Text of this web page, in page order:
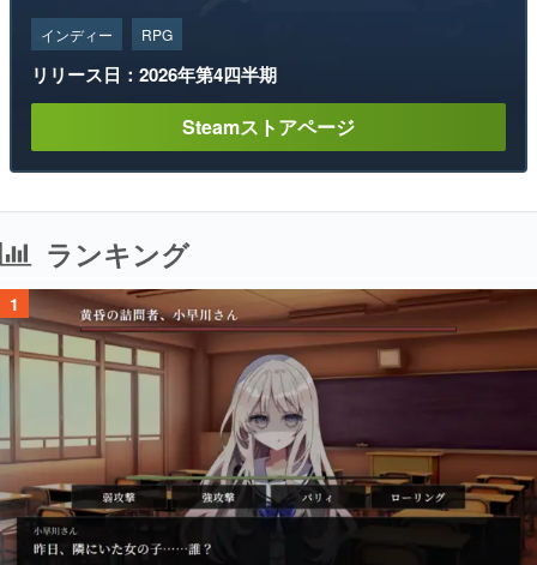
インディー RPG
リリース日：2026年第4四半期
Steamストアページ
ランキング
1